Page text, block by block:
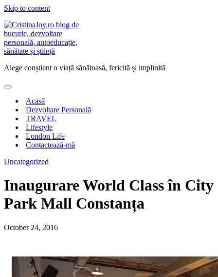
Skip to content
Alege conștient o viață sănătoasă, fericită și implinită
Acasă
Dezvoltare Personală
TRAVEL
Lifestyle
London Life
Contactează-mă
Uncategorized
Inaugurare World Class în City
Park Mall Constanța
October 24, 2016